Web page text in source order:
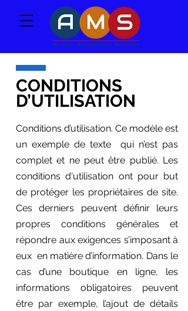
CONDITIONS
D’UTILISATION
Conditions d’utilisation. Ce modèle est
un exemple de texte qui n’est pas
complet et ne peut être publié. Les
conditions d'utilisation ont pour but
de protéger les propriétaires de site.
Ces derniers peuvent définir leurs
propres conditions générales et
répondre aux exigences s’imposant à
eux en matière d’information. Dans le
cas d’une boutique en ligne, les
informations obligatoires peuvent
être par exemple, l’ajout de détails